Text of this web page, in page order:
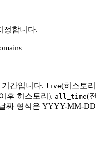
정합니다.
간입니다. live(히스토리
후 히스토리), all_time(전
짜 형식은 YYYY-MM-DD